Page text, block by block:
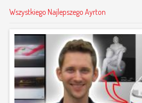
Wszystkiego Najlepszego Ayrton